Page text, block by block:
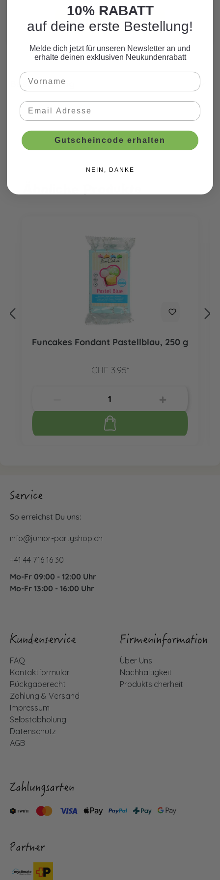
zum Motto.
WEITERE PRODUKTE
Beschreibung
Funcakes Fondant Pastellblau, 250 g
CHF 3.95*
Service
So erreichst Du uns:
info@junior-partyshop.ch
+41 44 716 16 30
Mo-Fr 09:00 - 12:00 Uhr
Mo-Fr 13:00 - 16:00 Uhr
Kundenservice
FAQ
Kontaktformular
Rückgaberecht
Zahlung & Versand
Impressum
Selbstabholung
Datenschutz
AGB
Firmeninformation
Über Uns
Nachhaltigkeit
Produktsicherheit
Zahlungsarten
Partner
10% RABATT
auf deine erste Bestellung!
Melde dich jetzt für unseren Newsletter an und
erhalte deinen exklusiven Neukundenrabatt
Gutscheincode erhalten
NEIN, DANKE